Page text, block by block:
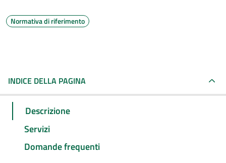
Normativa di riferimento
INDICE DELLA PAGINA
Descrizione
Servizi
Domande frequenti